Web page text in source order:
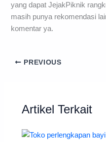
yang dapat JejakPiknik
masih punya rekomendasi
komentar ya.
PREVIOUS
Artikel Terkait